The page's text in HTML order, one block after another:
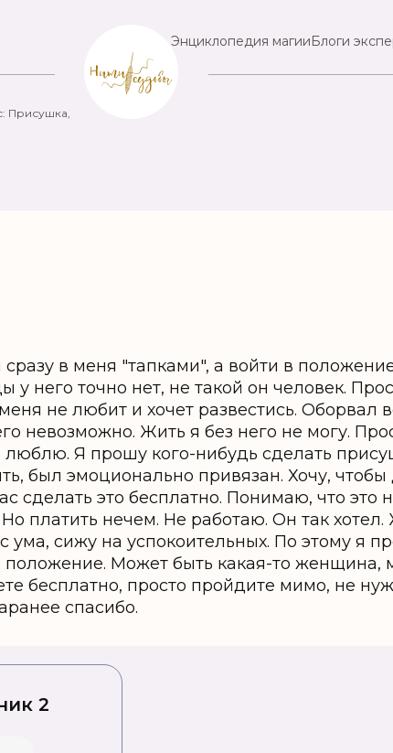
Энциклопедия магииБлоги
Присушка,
в меня "тапками", а войти в
него точно нет, не такой он человек.
не любит и хочет развестись. Оборвал
невозможно. Жить я без него не могу.
Я прошу кого-нибудь сделать
был эмоционально привязан. Хочу,
сделать это бесплатно. Понимаю, что это
платить нечем. Не работаю. Он так хотел.
ума, сижу на успокоительных. По этому я
Может быть какая-то женщина,
бесплатно, просто пройдите мимо, не
спасибо.
2